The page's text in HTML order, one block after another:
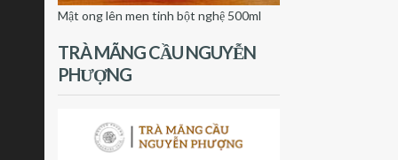
Mật ong lên men tinh bột nghệ 500ml
TRÀ MÃNG CẦU NGUYỄN
PHƯỢNG